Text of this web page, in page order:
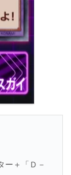
ー＋「Ｄ－